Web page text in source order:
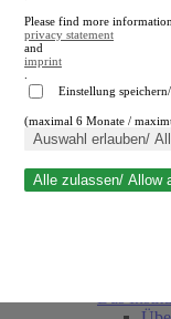
Suche schließen
Please find more
privacy statement
and
imprint
Einstellung
(maximal 6 Monate /
Auswahl erlauben/
Alle zulassen/ Allow